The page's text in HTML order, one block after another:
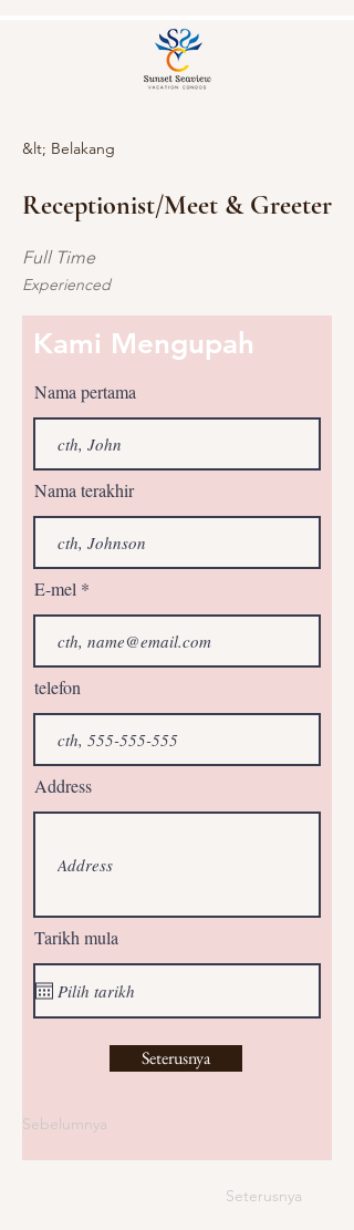
&lt; Belakang
Receptionist/Meet & Greeter
Full Time
Experienced
Kami Mengupah
Nama pertama
Nama terakhir
E-mel
telefon
Address
Tarikh mula
Seterusnya
Sebelumnya
Seterusnya